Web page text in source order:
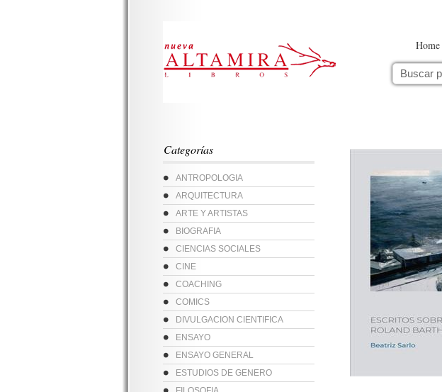
Home
Categorías
ANTROPOLOGIA
ARQUITECTURA
ARTE Y ARTISTAS
BIOGRAFIA
CIENCIAS SOCIALES
CINE
COACHING
COMICS
DIVULGACION CIENTIFICA
ENSAYO
ENSAYO GENERAL
ESTUDIOS DE GENERO